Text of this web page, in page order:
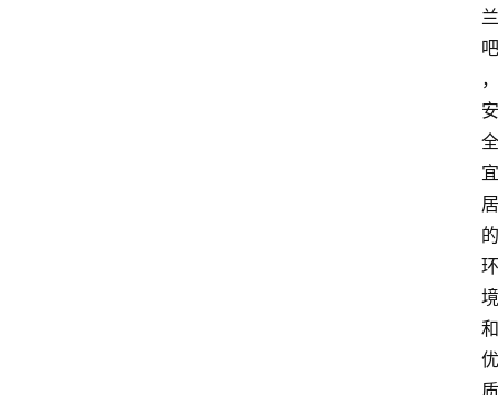
兰
吧
，
安
全
宜
居
的
环
境
和
优
质